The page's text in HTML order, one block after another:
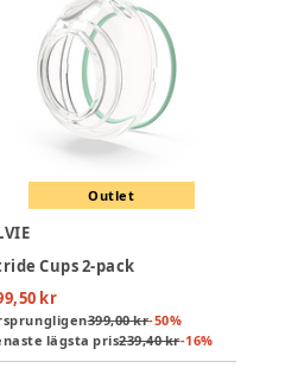
Outlet
Cups 2-pack
kr
399,00 kr-50%
lägsta pris239,40 kr-16%